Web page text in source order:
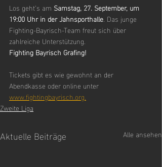
Los geht’s am Samstag, 27. September, um
19:00 Uhr in der Jahnsporthalle. Das junge
Fighting-Bayrisch-Team freut sich über
zahlreiche Unterstützung.
Fighting Bayrisch Grafing!
Tickets gibt es wie gewohnt an der
Abendkasse oder online unter
www.fightingbayrisch.org.
Zweite Liga
Aktuelle Beiträge Alle ansehen